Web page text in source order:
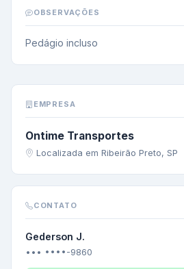
OBSERVAÇÕES
Pedágio incluso
EMPRESA
Ontime Transportes
Localizada em Ribeirão Preto, SP
CONTATO
Gederson J.
••• ••••-9860